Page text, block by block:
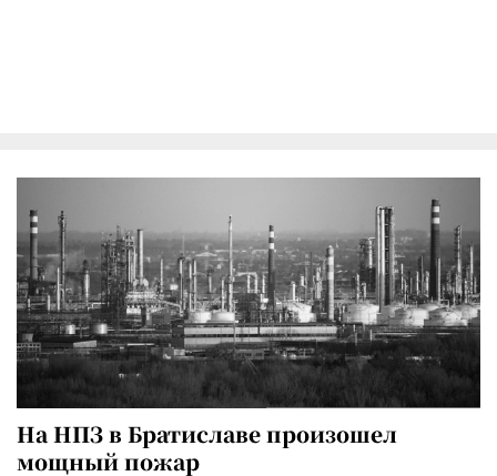
На НПЗ в Братиславе произошел
мощный пожар